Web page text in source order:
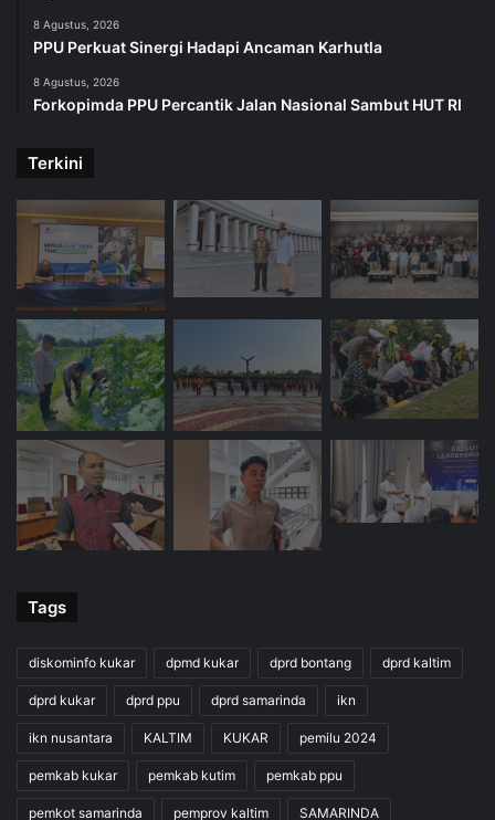
8 Agustus, 2026
PPU Perkuat Sinergi Hadapi Ancaman Karhutla
8 Agustus, 2026
Forkopimda PPU Percantik Jalan Nasional Sambut HUT RI
Terkini
Tags
diskominfo kukar dpmd kukar dprd bontang dprd kaltim
dprd kukar dprd ppu dprd samarinda ikn
ikn nusantara KALTIM KUKAR pemilu 2024
pemkab kukar pemkab kutim pemkab ppu
pemkot samarinda pemprov kaltim SAMARINDA